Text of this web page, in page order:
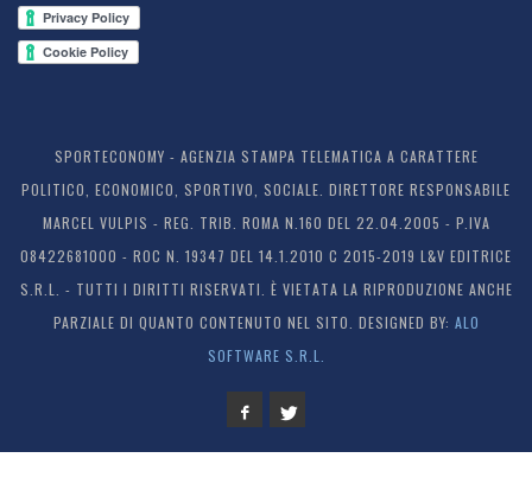
SPORTECONOMY - AGENZIA STAMPA TELEMATICA A CARATTERE
POLITICO, ECONOMICO, SPORTIVO, SOCIALE. DIRETTORE RESPONSABILE
MARCEL VULPIS - REG. TRIB. ROMA N.160 DEL 22.04.2005 - P.IVA
08422681000 - ROC N. 19347 DEL 14.1.2010 C 2015-2019 L&V EDITRICE
S.R.L. - TUTTI I DIRITTI RISERVATI. È VIETATA LA RIPRODUZIONE ANCHE
PARZIALE DI QUANTO CONTENUTO NEL SITO. DESIGNED BY: ALO
SOFTWARE S.R.L.